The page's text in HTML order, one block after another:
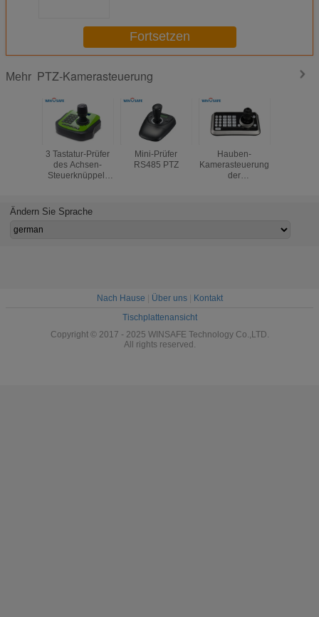
Fortsetzen
Mehr PTZ-Kamerasteuerung
3 Tastatur-Prüfer
des Achsen-
Steuerknüppel-
Mini-Prüfer
RS485 PTZ
Hauben-
Kamerasteuerung
der
Ändern Sie Sprache
Nach Hause Über uns|
Kontakt
Tischplattenansicht
Copyright © 2017 - 2025 WINSAFE Technology Co.,LTD.
All rights reserved.